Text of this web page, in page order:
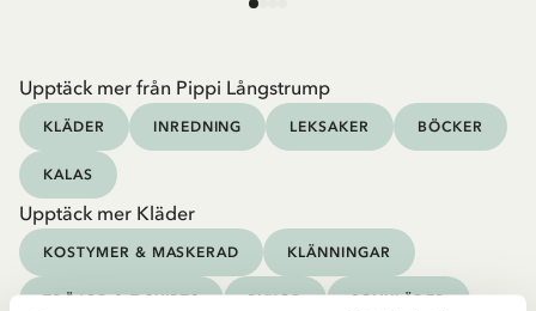
Upptäck mer från Pippi Långstrump
KLÄDER INREDNING LEKSAKER BÖCKER
KALAS
Upptäck mer Kläder
KOSTYMER & MASKERAD KLÄNNINGAR
TRÖJOR & T-SHIRTS BYXOR SOVKLÄDER